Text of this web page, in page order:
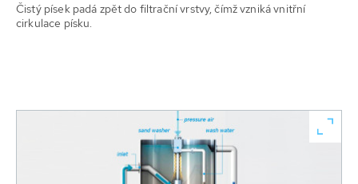
Čistý písek padá zpět do filtrační vrstvy, čímž vzniká vnitřní
cirkulace písku.